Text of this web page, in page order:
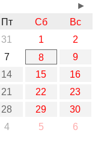
Пт Сб
Вс
31 1
2
7 8
9
14 15
16
21 22
23
28 29
30
4 5 6
►